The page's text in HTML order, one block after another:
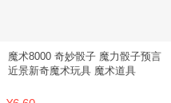
魔术8000 奇妙骰子 魔力骰子预言
近景新奇魔术玩具 魔术道具